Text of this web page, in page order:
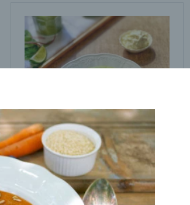
Brokolicová polievka s
cviklovými listami